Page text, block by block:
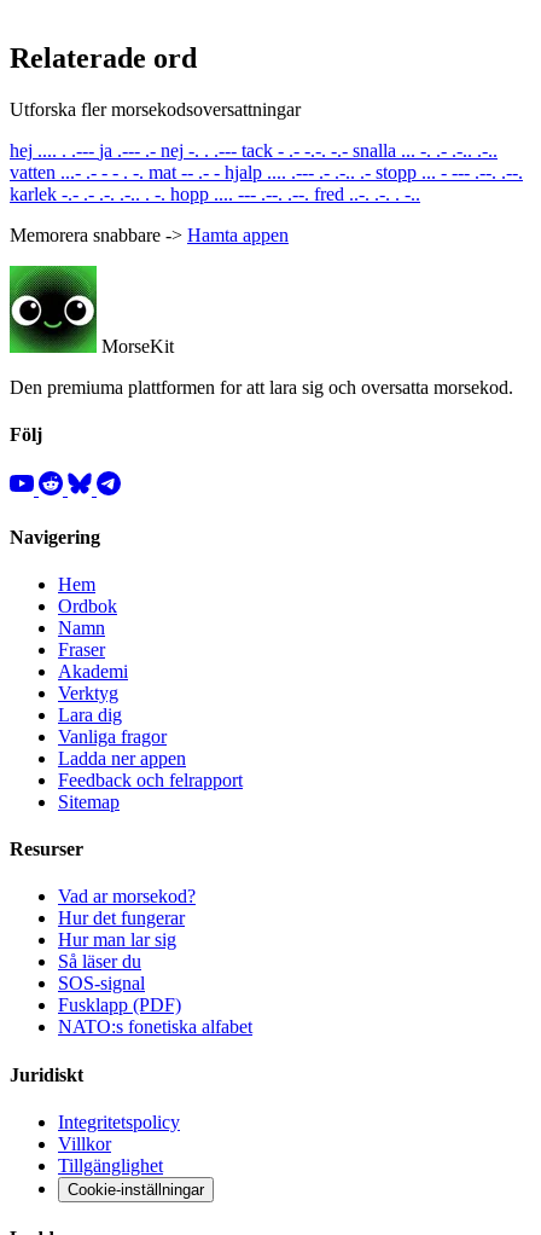
Relaterade ord
Utforska fler morsekodsoversattningar
hej .... . .--- ja .--- .- nej -. . .--- tack - .- -.-. -.- snalla ... -. .- .-.. .-..
vatten ...- .- - - . -. mat -- .- - hjalp .... .--- .- .-.. .- stopp ... - --- .--. .--.
karlek -.- .- .-. .-.. . -. hopp .... --- .--. .--. fred ..-. .-. . -..
Memorera snabbare -> Hamta appen
MorseKit
Den premiuma plattformen for att lara sig och oversatta morsekod.
Följ
Navigering
Hem
Ordbok
Namn
Fraser
Akademi
Verktyg
Lara dig
Vanliga fragor
Ladda ner appen
Feedback och felrapport
Sitemap
Resurser
Vad ar morsekod?
Hur det fungerar
Hur man lar sig
Så läser du
SOS-signal
Fusklapp (PDF)
NATO:s fonetiska alfabet
Juridiskt
Integritetspolicy
Villkor
Tillgänglighet
Cookie-inställningar